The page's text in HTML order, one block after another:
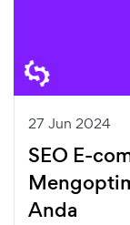
27 Jun 2024
SEO E-
Anda